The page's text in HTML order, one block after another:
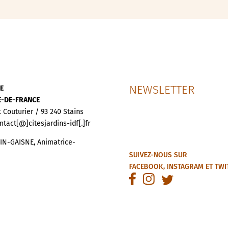
DE-FRANCE
Couturier / 93 240 Stains
idf[.]fr
GAISNE, Animatrice-
NEWSLETTER
SUIVEZ-NOUS SUR
FACEBOOK, INSTAGRAMET